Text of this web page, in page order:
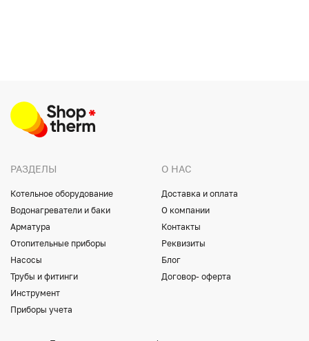
РАЗДЕЛЫ
Котельное оборудование
Водонагреватели и баки
Арматура
Отопительные приборы
Насосы
Трубы и фитинги
Инструмент
Приборы учета
О НАС
Доставка и оплата
О компании
Контакты
Реквизиты
Блог
Договор- оферта